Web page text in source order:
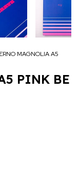
MAGNOLIA A5
PINK BE